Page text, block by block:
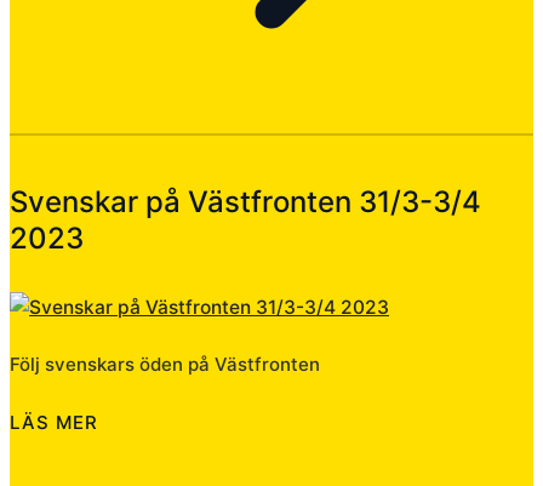
Svenskar på Västfronten 31/3-3/4
2023
Följ svenskars öden på Västfronten
LÄS MER